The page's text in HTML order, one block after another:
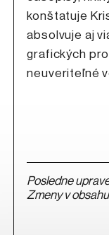
konštatuje
absolvuje aj
grafických
neuveriteľné
Posledne
Zmeny v